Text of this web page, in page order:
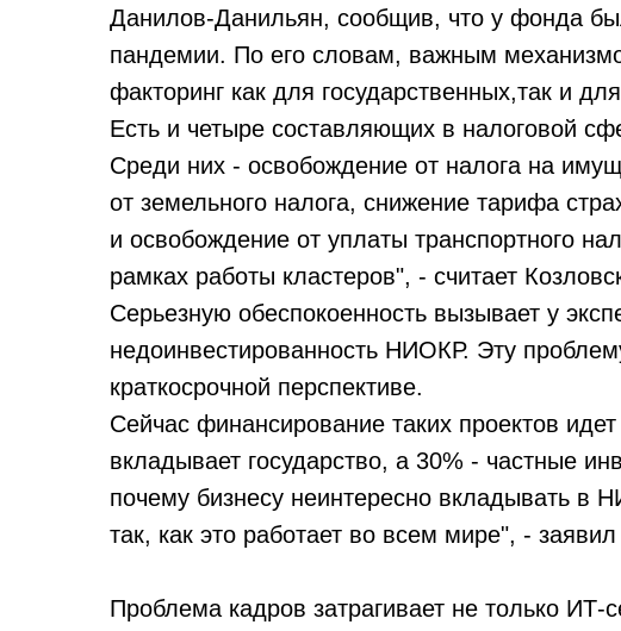
Данилов-Данильян, сообщив, что у фонда
пандемии. По его словам, важным
факторинг как для государственных,так и
Есть и четыре составляющих в налоговой
Среди них - освобождение от налога на
от земельного налога, снижение тарифа
и освобождение от уплаты транспортного
рамках работы кластеров", - считает
Серьезную обеспокоенность вызывает у
недоинвестированность НИОКР. Эту
краткосрочной перспективе.
Сейчас финансирование таких проектов
вкладывает государство, а 30% - частные
почему бизнесу неинтересно вкладывать в
так, как это работает во всем мире", -
Проблема кадров затрагивает не только ИТ-